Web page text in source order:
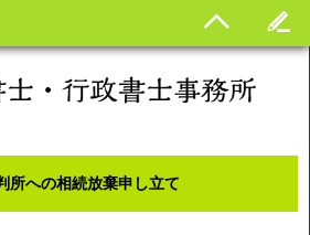
所への相続放棄申し立て